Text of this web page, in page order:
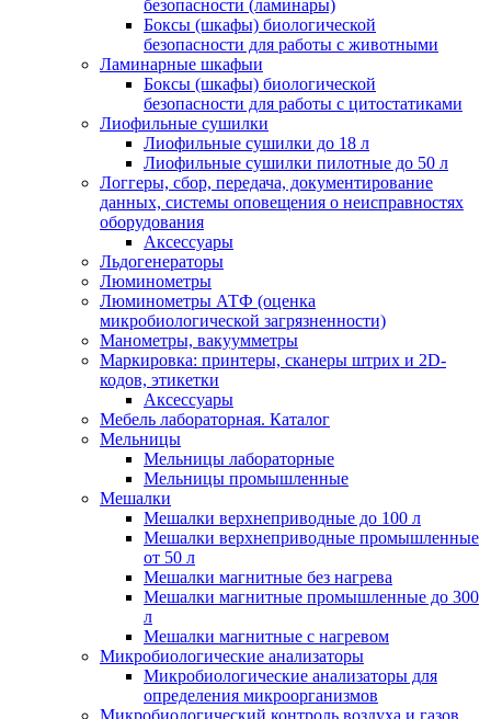
безопасности (ламинары)
Боксы (шкафы) биологической
безопасности для работы с животными
Ламинарные шкафыи
Боксы (шкафы) биологической
безопасности для работы с цитостатиками
Лиофильные сушилки
Лиофильные сушилки до 18 л
Лиофильные сушилки пилотные до 50 л
Логгеры, сбор, передача, документирование
данных, системы оповещения о неисправностях
оборудования
Аксессуары
Льдогенераторы
Люминометры
Люминометры АТФ (оценка
микробиологической загрязненности)
Манометры, вакуумметры
Маркировка: принтеры, сканеры штрих и 2D-
кодов, этикетки
Аксессуары
Мебель лабораторная. Каталог
Мельницы
Мельницы лабораторные
Мельницы промышленные
Мешалки
Мешалки верхнеприводные до 100 л
Мешалки верхнеприводные промышленные
от 50 л
Мешалки магнитные без нагрева
Мешалки магнитные промышленные до 300
л
Мешалки магнитные с нагревом
Микробиологические анализаторы
Микробиологические анализаторы для
определения микроорганизмов
Микробиологический контроль воздуха и газов,